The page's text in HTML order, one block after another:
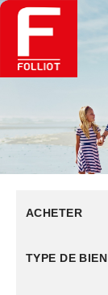
ACHETER
TYPE DE BIEN